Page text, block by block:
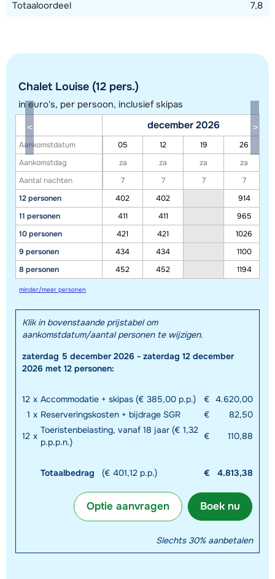
Toon alle accommodaties in dit gebied
Deze kaart geeft een indicatie van de ligging van onze accommodaties. De
exacte locatie kan enigszins afwijken.
Totaaloordeel 7,8
Chalet Louise (12 pers.)
in euro's, per persoon, inclusief skipas
Aankomstdatum
Aankomstdag
Aantal nachten
12 personen
11 personen
10 personen
9 personen
8 personen
december 2026
05 12 19
26
za
za za
za
7
7 7
7
402
402
914
411
411
965
421
421
1026
434
434
1100
452
452 1194
minder/meer personen
Klik in bovenstaande prijstabel om
aankomstdatum/aantal personen te wijzigen.
zaterdag 5 december 2026 - zaterdag 12 december
2026 met 12 personen:
12 x Accommodatie + skipas (€ 385,00 p.p.) € 4.620,00
1 x Reserveringskosten + bijdrage SGR €
82,50
12 x
Toeristenbelasting, vanaf 18 jaar (€ 1,32
p.p.p.n.)
€ 110,88
Totaalbedrag (€ 401,12 p.p.) € 4.813,38
Boek nu
Optie aanvragen
Slechts 30% aanbetalen